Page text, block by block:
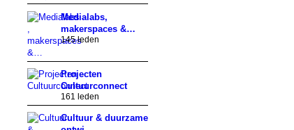
Medialabs,
makerspaces &…
145 leden
Projecten
Cultuurconnect
161 leden
Cultuur & duurzame